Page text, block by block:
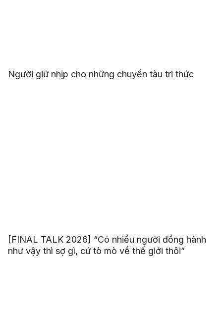
Người giữ nhịp cho những chuyến tàu tri thức
[FINAL TALK 2026] “Có nhiều người đồng hành
như vậy thì sợ gì, cứ tò mò về thế giới thôi”